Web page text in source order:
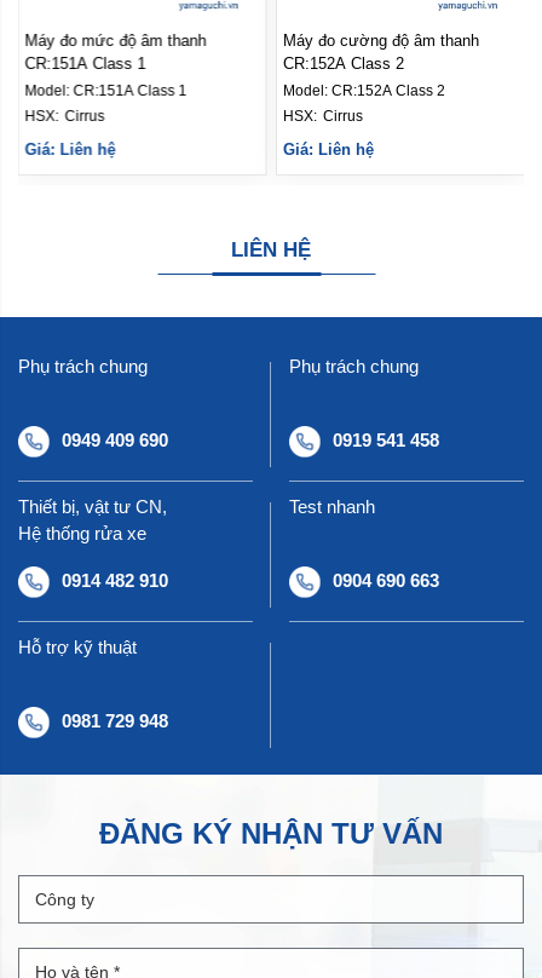
Máy đo cường độ âm thanh
CR:152A Class 2
Model:CR:152A Class 2
HSX: Cirrus
Giá: Liên hệ
LIÊN HỆ
Phụ trách chung
0949 409 690
Phụ trách chung
0919 541 458
Thiết bị, vật tư CN,
Hệ thống rửa xe
0914 482 910
Test nhanh
0904 690 663
Hỗ trợ kỹ thuật
0981 729 948
ĐĂNG KÝ NHẬN TƯ VẤN